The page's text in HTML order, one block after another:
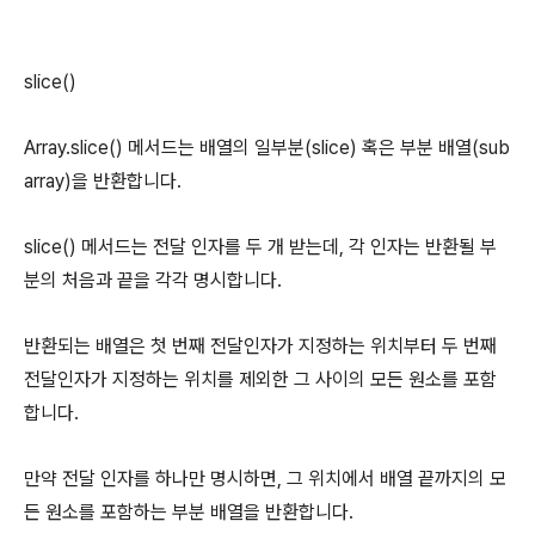
slice()
Array.slice() 메서드는 배열의 일부분(slice) 혹은 부분 배열(sub
array)을 반환합니다.
slice() 메서드는 전달 인자를 두 개 받는데, 각 인자는 반환될 부
분의 처음과 끝을 각각 명시합니다.
반환되는 배열은 첫 번째 전달인자가 지정하는 위치부터 두 번째
전달인자가 지정하는 위치를 제외한 그 사이의 모든 원소를 포함
합니다.
만약 전달 인자를 하나만 명시하면, 그 위치에서 배열 끝까지의 모
든 원소를 포함하는 부분 배열을 반환합니다.